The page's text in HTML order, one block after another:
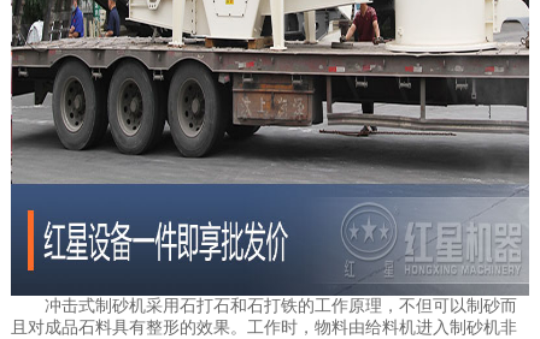
冲击式制砂机采用石打石和石打铁的工作原理，不但可以制砂而
且对成品石料具有整形的效果。工作时，物料由给料机进入制砂机非